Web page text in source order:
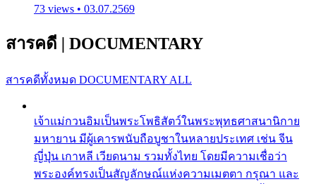
73 views • 03.07.2569
สารคดี | DOCUMENTARY
สารคดีทั้งหมด DOCUMENTARY ALL
เจ้าแม่กวนอิมเป็นพระโพธิสัตว์ในพระพุทธศาสนานิกาย
มหายาน มีผู้เคารพนับถือบูชาในหลายประเทศ เช่น จีน
ญี่ปุ่น เกาหลี เวียดนาม รวมทั้งไทย โดยมีความเชื่อว่า
พระองค์ทรงเป็นสัญลักษณ์แห่งความเมตตา กรุณา และ